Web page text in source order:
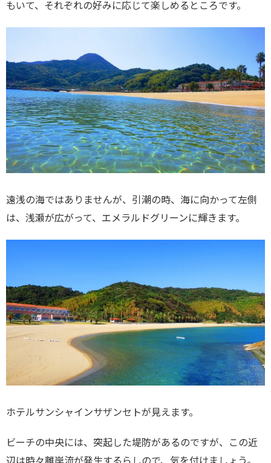
もいて、それぞれの好みに応じて楽しめるところです。
遠浅の海ではありませんが、引潮の時、海に向かって左側
は、浅瀬が広がって、エメラルドグリーンに輝きます。
ホテルサンシャインサザンセトが見えます。
ビーチの中央には、突起した堤防があるのですが、この近